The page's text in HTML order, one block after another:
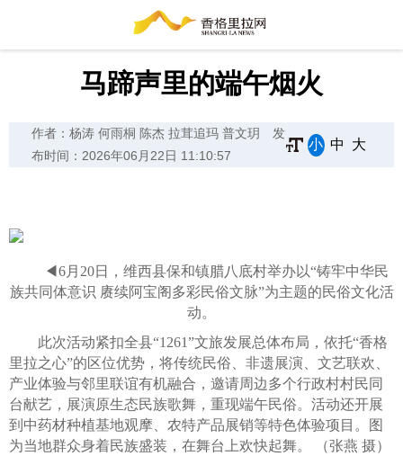
马蹄声里的端午烟火
作者：杨涛 何雨桐 陈杰 拉茸追玛 普文玥
发
布时间：2026年06月22日 11:10:57
小 中 大
◀6月20日，维西县保和镇腊八底村举办以“铸牢中华民
族共同体意识 赓续阿宝阁多彩民俗文脉”为主题的民俗文化活
动。
此次活动紧扣全县“1261”文旅发展总体布局，依托“香格
里拉之心”的区位优势，将传统民俗、非遗展演、文艺联欢、
产业体验与邻里联谊有机融合，邀请周边多个行政村村民同
台献艺，展演原生态民族歌舞，重现端午民俗。活动还开展
到中药材种植基地观摩、农特产品展销等特色体验项目。图
为当地群众身着民族盛装，在舞台上欢快起舞。 （张燕 摄）